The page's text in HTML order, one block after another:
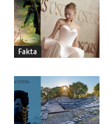
Fakta